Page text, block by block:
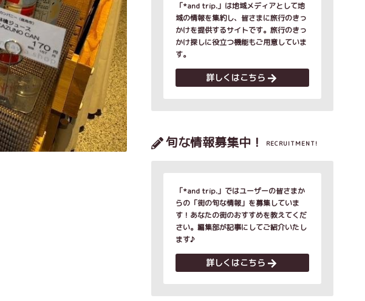
「*and trip.」は地域メディアとして地
域の情報を集約し、皆さまに旅行のきっ
かけを提供するサイトです。旅行のきっ
かけ探しに役立つ機能もご用意していま
す。
詳しくはこちら
旬な情報募集中！ RECRUITMENT!
「*and trip.」ではユーザーの皆さまか
らの「街の旬な情報」を募集していま
す！あなたの街のおすすめを教えてくだ
さい。編集部が記事にしてご紹介いたし
ます♪
詳しくはこちら